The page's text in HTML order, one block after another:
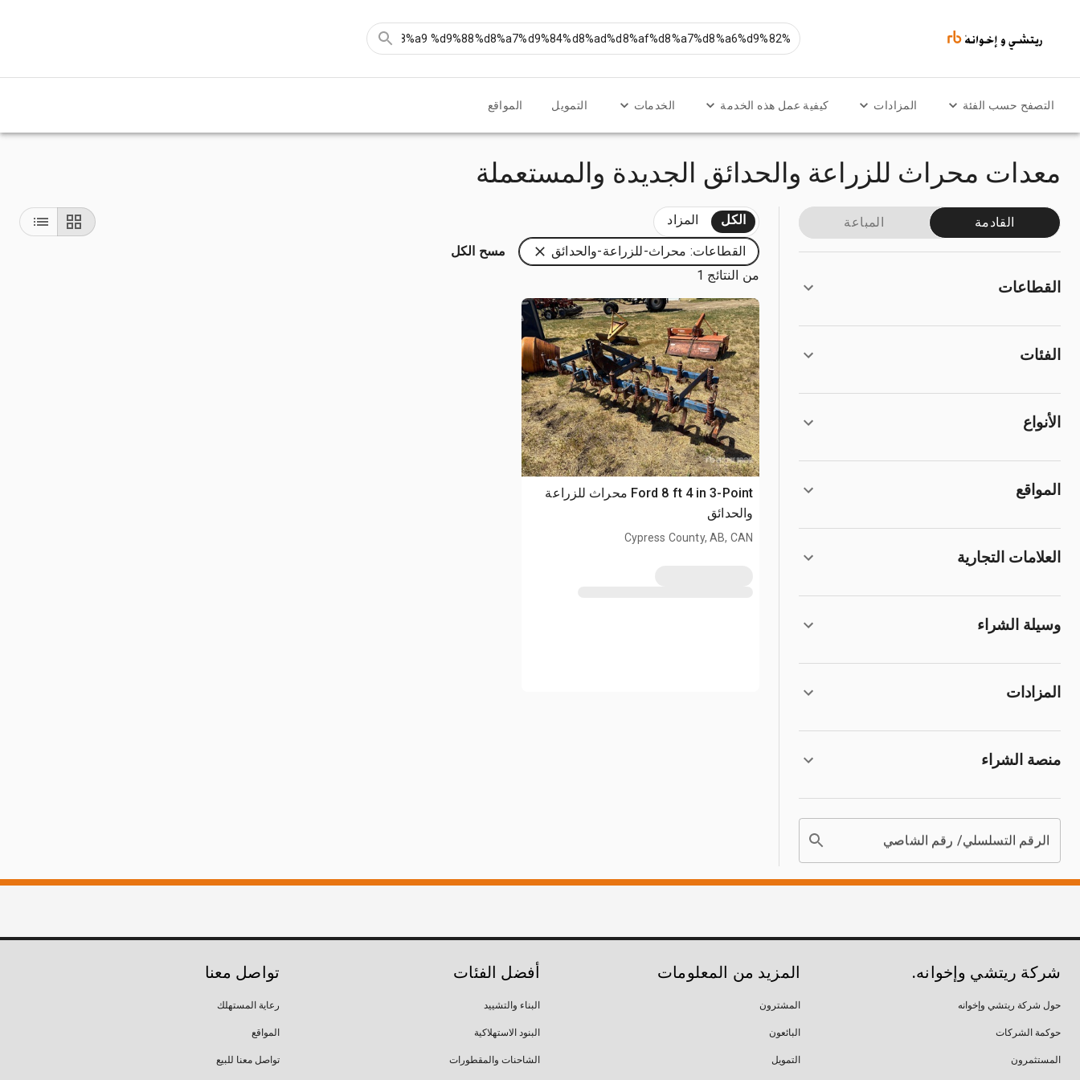
التصفح حسب الفئة المزادات كيفية عمل هذه الخدمة الخدمات التمويل المواقع
معدات محراث للزراعة والحدائق الجديدة والمستعملة
القادمة المباعة
القطاعات
الفئات
الأنواع
المواقع
العلامات التجارية
وسيلة الشراء
المزادات
منصة الشراء
الرقم التسلسلي/ رقم الشاصي
الكل المزاد
القطاعات: محراث-للزراعة-والحدائق
مسح الكل
من النتائج 1
Ford 8 ft 4 in 3-Point محراث للزراعة
والحدائق
Cypress County, AB, CAN
شركة ريتشي وإخوانه.
حول شركة ريتشي وإخوانه
حوكمة الشركات
المستثمرون
المزيد من المعلومات
المشترون
البائعون
التمويل
أفضل الفئات
البناء والتشييد
البنود الاستهلاكية
الشاحنات والمقطورات
تواصل معنا
رعاية المستهلك
المواقع
تواصل معنا للبيع